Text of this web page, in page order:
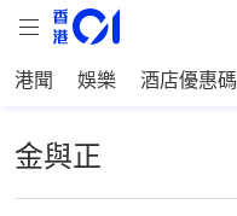
港聞 娛樂 酒店優惠碼
金與正